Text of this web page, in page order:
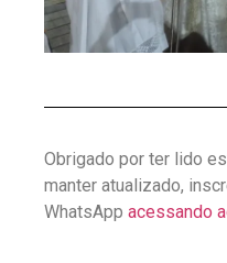
Obrigado por ter lido
manter atualizado,
WhatsApp acessando